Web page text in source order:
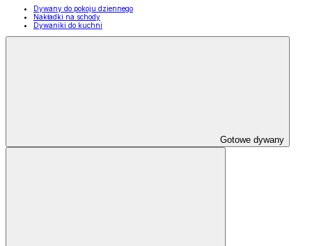
Dywany do pokoju dziennego
Nakładki na schody
Dywaniki do kuchni
Gotowe dywany